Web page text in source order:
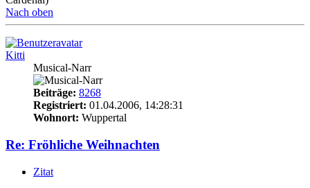
Nach oben
Kitti
Musical-Narr
Beiträge: 8268
Registriert: 01.04.2006, 14:28:31
Wohnort: Wuppertal
Re: Fröhliche Weihnachten
Zitat